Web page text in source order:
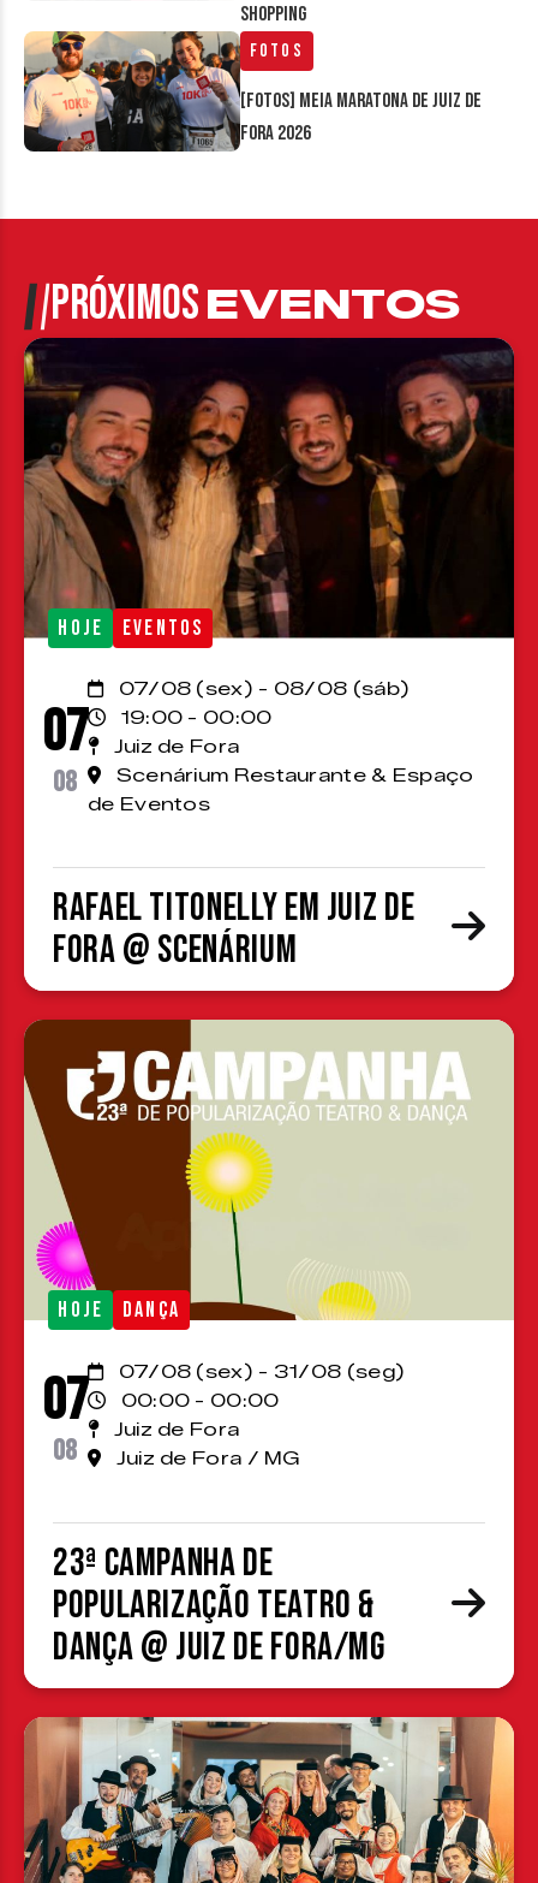
Shopping
Fotos
[FOTOS] Meia Maratona de Juiz de
Fora 2026
PRÓXIMOSEVENTOS
HOJE EVENTOS
07
08
07/08 (sex) - 08/08 (sáb)
19:00 - 00:00
Juiz de Fora
Scenárium Restaurante & Espaço
de Eventos
Rafael Titonelly em Juiz de
Fora @ Scenárium
HOJE DANÇA
07
08
07/08 (sex) - 31/08 (seg)
00:00 - 00:00
Juiz de Fora
Juiz de Fora / MG
23ª Campanha de
Popularização Teatro &
Dança @ Juiz de Fora/MG